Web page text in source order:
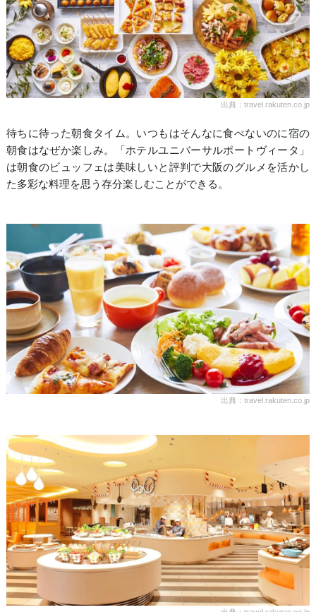
出典：travel.rakuten.co.jp
待ちに待った朝食タイム。いつもはそんなに食べないのに宿の
朝食はなぜか楽しみ。「ホテルユニバーサルポートヴィータ」
は朝食のビュッフェは美味しいと評判で大阪のグルメを活かし
た多彩な料理を思う存分楽しむことができる。
出典：travel.rakuten.co.jp